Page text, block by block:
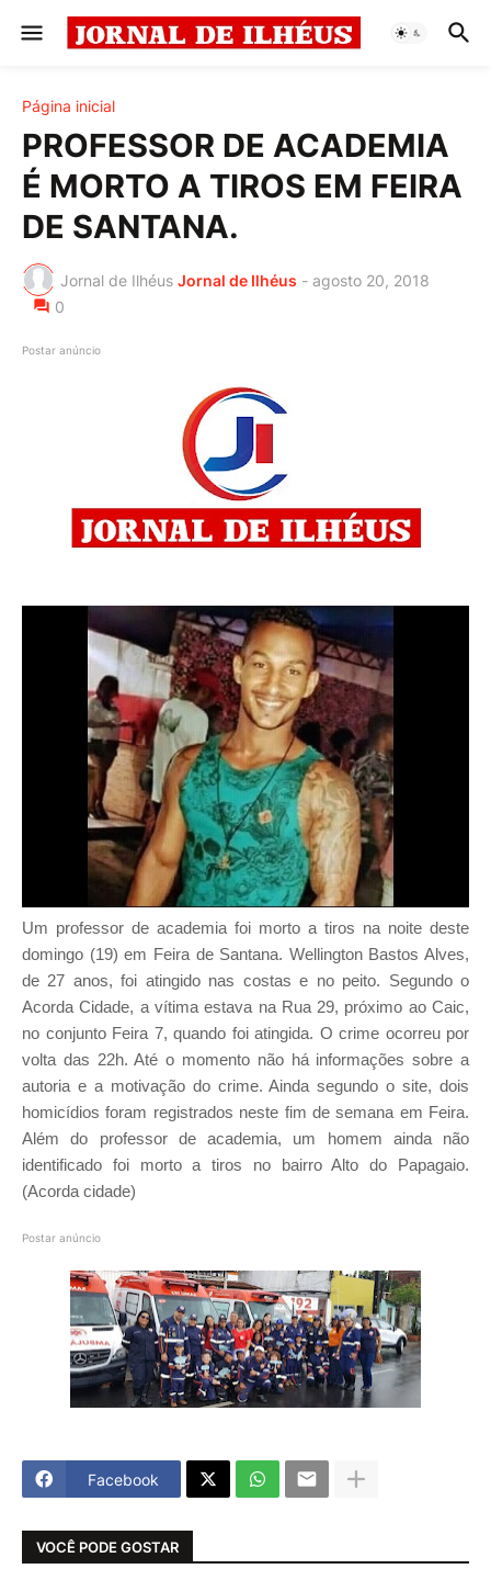
Página inicial
PROFESSOR DE ACADEMIA
É MORTO A TIROS EM FEIRA
DE SANTANA.
Jornal de Ilhéus Jornal de Ilhéus - agosto 20, 2018
0
Postar anúncio
Um professor de academia foi morto a tiros na noite deste
domingo (19) em Feira de Santana. Wellington Bastos Alves,
de 27 anos, foi atingido nas costas e no peito. Segundo o
Acorda Cidade, a vítima estava na Rua 29, próximo ao Caic,
no conjunto Feira 7, quando foi atingida. O crime ocorreu por
volta das 22h. Até o momento não há informações sobre a
autoria e a motivação do crime. Ainda segundo o site, dois
homicídios foram registrados neste fim de semana em Feira.
Além do professor de academia, um homem ainda não
identificado foi morto a tiros no bairro Alto do Papagaio.
(Acorda cidade)
Postar anúncio
Facebook
VOCÊ PODE GOSTAR